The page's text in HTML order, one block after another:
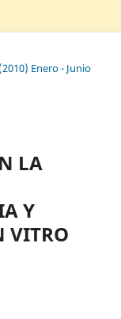
Enero - Junio
LA
Y
VITRO